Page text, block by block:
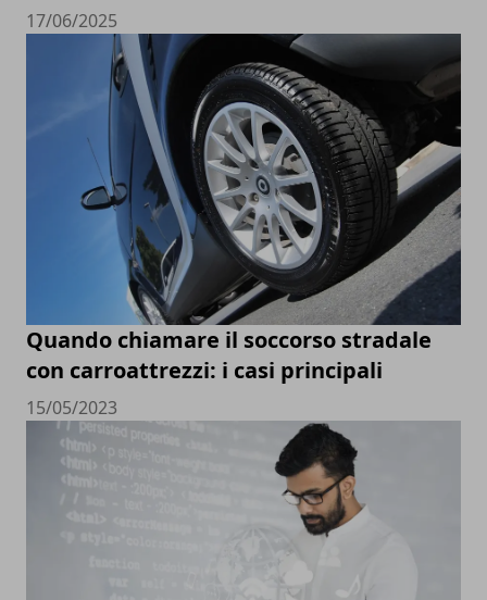
17/06/2025
Quando chiamare il soccorso stradale
con carroattrezzi: i casi principali
15/05/2023